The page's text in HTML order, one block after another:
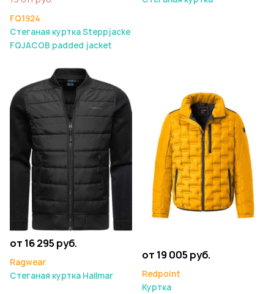
FQ1924
Стеганая куртка Steppjacke
FQJACOB padded jacket
от 16 295 руб.
Ragwear
Стеганая куртка Hallmar
от 19 005 руб.
Redpoint
Куртка